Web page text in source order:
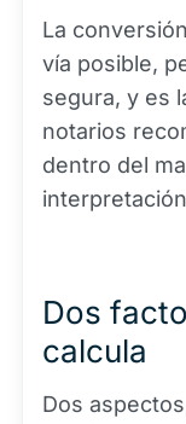
La
vía posible,
segura, y es
notarios
dentro del
Dos
calcula
Dos